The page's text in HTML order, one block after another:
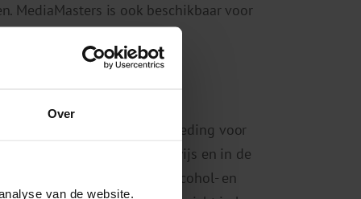
Over
van de website.
MediaMasters is ook beschikbaar voor
gamen en vrijetijdsbesteding voor
in het voortgezet onderwijs en in de
Vereniging voor Alcohol- en